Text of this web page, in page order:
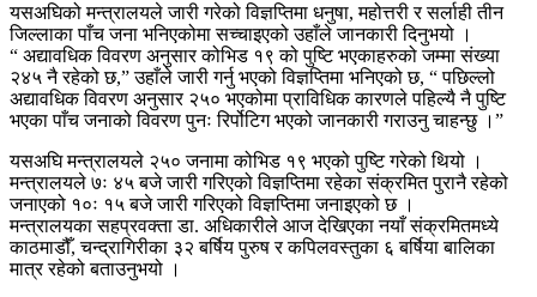
यसअघिको मन्त्रालयले जारी गरेको विज्ञप्तिमा धनुषा, महोत्तरी र सर्लाही तीन
जिल्लाका पाँच जना भनिएकोमा सच्चाइएको उहाँले जानकारी दिनुभयो ।
“ अद्यावधिक विवरण अनुसार कोभिड १९ को पुष्टि भएकाहरुको जम्मा संख्या
२४५ नै रहेको छ,” उहाँले जारी गर्नु भएको विज्ञप्तिमा भनिएको छ, “ पछिल्लो
अद्यावधिक विवरण अनुसार २५० भएकोमा प्राविधिक कारणले पहिल्यै नै पुष्टि
भएका पाँच जनाको विवरण पुनः रिर्पोटिग भएको जानकारी गराउनु चाहन्छु ।”
यसअघि मन्त्रालयले २५० जनामा कोभिड १९ भएको पुष्टि गरेको थियो ।
मन्त्रालयले ७ः ४५ बजे जारी गरिएको विज्ञप्तिमा रहेका संक्रमित पुरानै रहेको
जनाएको १०ः १५ बजे जारी गरिएको विज्ञप्तिमा जनाइएको छ ।
मन्त्रालयका सहप्रवक्ता डा. अधिकारीले आज देखिएका नयाँ संक्रमितमध्ये
काठमाडौँ, चन्द्रागिरीका ३२ बर्षिय पुरुष र कपिलवस्तुका ६ बर्षिया बालिका
मात्र रहेको बताउनुभयो ।